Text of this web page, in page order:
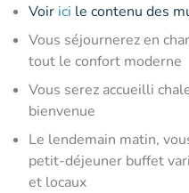
Voir ici le contenu des
Vous séjournerez en
tout le confort moderne
Vous serez accueilli
bienvenue
Le lendemain matin,
petit-déjeuner buffet
et locaux